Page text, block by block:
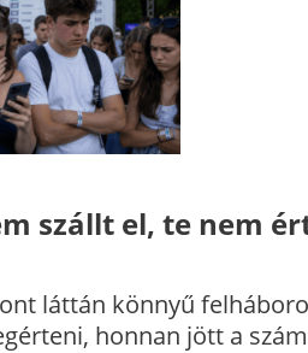
szállt el, te nem
láttán könnyű
honnan jött a